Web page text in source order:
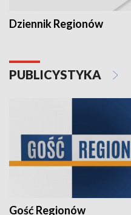
Dziennik Regionów
PUBLICYSTYKA
Gość Regionów